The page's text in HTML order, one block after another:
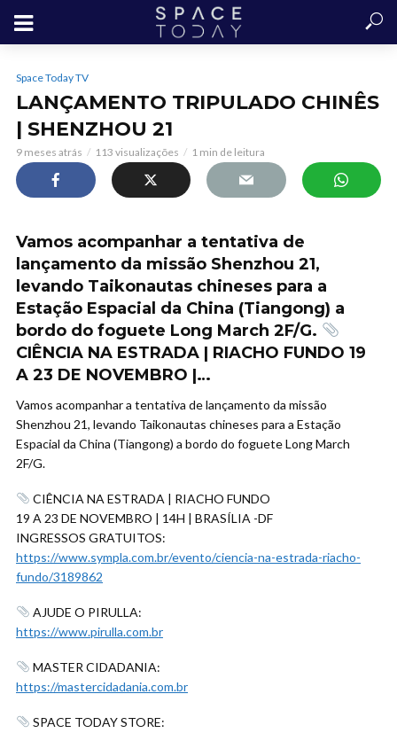
Space Today TV
LANÇAMENTO TRIPULADO CHINÊS
| SHENZHOU 21
9 meses atrás 113 visualizações 1 min de leitura
Vamos acompanhar a tentativa de
lançamento da missão Shenzhou 21,
levando Taikonautas chineses para a
Estação Espacial da China (Tiangong) a
bordo do foguete Long March 2F/G.
CIÊNCIA NA ESTRADA | RIACHO FUNDO 19
A 23 DE NOVEMBRO |…
Vamos acompanhar a tentativa de lançamento da missão
Shenzhou 21, levando Taikonautas chineses para a Estação
Espacial da China (Tiangong) a bordo do foguete Long March
2F/G.
CIÊNCIA NA ESTRADA | RIACHO FUNDO
19 A 23 DE NOVEMBRO | 14H | BRASÍLIA -DF
INGRESSOS GRATUITOS:
https://www.sympla.com.br/evento/ciencia-na-estrada-riacho-
fundo/3189862
AJUDE O PIRULLA:
https://www.pirulla.com.br
MASTER CIDADANIA:
https://mastercidadania.com.br
SPACE TODAY STORE: